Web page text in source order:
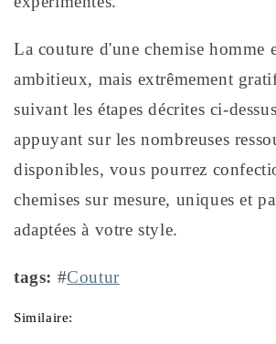
La couture d'une chemise homme
ambitieux, mais extrêmement
suivant les étapes décrites ci-
appuyant sur les nombreuses
disponibles, vous pourrez
chemises sur mesure, uniques et
adaptées à votre style.
tags: #Coutur
Similaire: